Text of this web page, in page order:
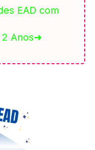
EAD com
2 Anos➜